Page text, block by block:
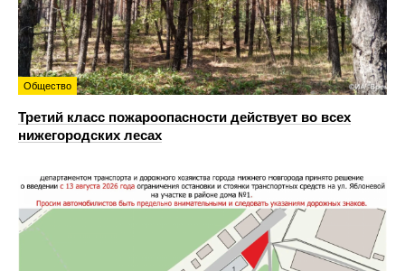
Общество
Третий класс пожароопасности действует во всех
нижегородских лесах